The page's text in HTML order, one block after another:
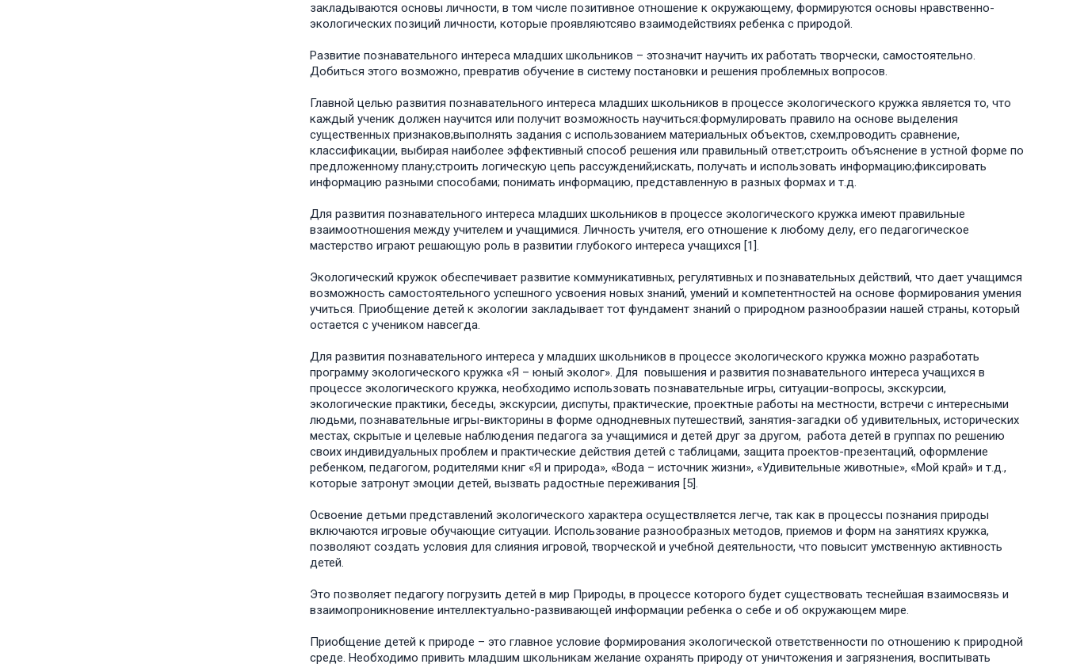
закладываются основы личности, в том числе позитивное отношение к окружающему, формируются основы нравственно-
экологических позиций личности, которые проявляютсяво взаимодействиях ребенка с природой.
Развитие познавательного интереса младших школьников – этозначит научить их работать творчески, самостоятельно.
Добиться этого возможно, превратив обучение в систему постановки и решения проблемных вопросов.
Главной целью развития познавательного интереса младших школьников в процессе экологического кружка является то, что
каждый ученик должен научится или получит возможность научиться:формулировать правило на основе выделения
существенных признаков;выполнять задания с использованием материальных объектов, схем;проводить сравнение,
классификации, выбирая наиболее эффективный способ решения или правильный ответ;строить объяснение в устной форме по
предложенному плану;строить логическую цепь рассуждений;искать, получать и использовать информацию;фиксировать
информацию разными способами; понимать информацию, представленную в разных формах и т.д.
Для развития познавательного интереса младших школьников в процессе экологического кружка имеют правильные
взаимоотношения между учителем и учащимися. Личность учителя, его отношение к любому делу, его педагогическое
мастерство играют решающую роль в развитии глубокого интереса учащихся [1].
Экологический кружок обеспечивает развитие коммуникативных, регулятивных и познавательных действий, что дает учащимся
возможность самостоятельного успешного усвоения новых знаний, умений и компетентностей на основе формирования умения
учиться. Приобщение детей к экологии закладывает тот фундамент знаний о природном разнообразии нашей страны, который
остается с учеником навсегда.
Для развития познавательного интереса у младших школьников в процессе экологического кружка можно разработать
программу экологического кружка «Я – юный эколог». Для повышения и развития познавательного интереса учащихся в
процессе экологического кружка, необходимо использовать познавательные игры, ситуации-вопросы, экскурсии,
экологические практики, беседы, экскурсии, диспуты, практические, проектные работы на местности, встречи с интересными
людьми, познавательные игры-викторины в форме однодневных путешествий, занятия-загадки об удивительных, исторических
местах, скрытые и целевые наблюдения педагога за учащимися и детей друг за другом, работа детей в группах по решению
своих индивидуальных проблем и практические действия детей с таблицами, защита проектов-презентаций, оформление
ребенком, педагогом, родителями книг «Я и природа», «Вода – источник жизни», «Удивительные животные», «Мой край» и т.д.,
которые затронут эмоции детей, вызвать радостные переживания [5].
Освоение детьми представлений экологического характера осуществляется легче, так как в процессы познания природы
включаются игровые обучающие ситуации. Использование разнообразных методов, приемов и форм на занятиях кружка,
позволяют создать условия для слияния игровой, творческой и учебной деятельности, что повысит умственную активность
детей.
Это позволяет педагогу погрузить детей в мир Природы, в процессе которого будет существовать теснейшая взаимосвязь и
взаимопроникновение интеллектуально-развивающей информации ребенка о себе и об окружающем мире.
Приобщение детей к природе – это главное условие формирования экологической ответственности по отношению к природной
среде. Необходимо привить младшим школьникам желание охранять природу от уничтожения и загрязнения, воспитывать